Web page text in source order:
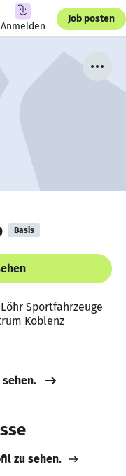
Anmelden
Job posten
Basis
Sportfahrzeuge
Koblenz
sehen.
zu sehen.